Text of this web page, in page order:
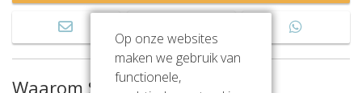
Waarom SKEPP?
Op onze websites
maken we gebruik van
functionele,